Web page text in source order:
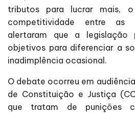
tributos para lucrar mais,
competitividade entre as
alertaram que a legislação
objetivos para diferenciar a
inadimplência ocasional.
O debate ocorreu em
de Constituição e Justiça
que tratam de punições